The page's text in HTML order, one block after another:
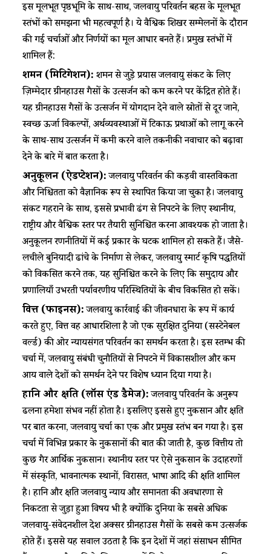
इस मूलभूत पृष्ठभूमि के साथ-साथ, जलवायु परिवर्तन बहस के मूलभूत
स्तंभों को समझना भी महत्वपूर्ण है। ये वैश्विक शिखर सम्मेलनों के दौरान
की गई चर्चाओं और निर्णयों का मूल आधार बनते हैं। प्रमुख स्तंभों में
शामिल हैं:
शमन (मिटिगेशन): शमन से जुड़े प्रयास जलवायु संकट के लिए
ज़िम्मेदार ग्रीनहाउस गैसों के उत्सर्जन को कम करने पर केंद्रित होते हैं।
यह ग्रीनहाउस गैसों के उत्सर्जन में योगदान देने वाले स्रोतों से दूर जाने,
स्वच्छ ऊर्जा विकल्पों, अर्थव्यवस्थाओं में टिकाऊ प्रथाओं को लागू करने
के साथ-साथ उत्सर्जन में कमी करने वाले तकनीकी नवाचार को बढ़ावा
देने के बारे में बात करता है।
अनुकूलन (ऐडप्टेशन):जलवायु परिवर्तन की कड़वी वास्तविकता
और निश्चितता को वैज्ञानिक रूप से स्थापित किया जा चुका है। जलवायु
संकट गहराने के साथ, इससे प्रभावी ढंग से निपटने के लिए स्थानीय,
राष्ट्रीय और वैश्विक स्तर पर तैयारी सुनिश्चित करना आवश्यक हो जाता है।
अनुकूलन रणनीतियों में कई प्रकार के घटक शामिल हो सकते हैं। जैसे-
लचीले बुनियादी ढांचे के निर्माण से लेकर, जलवायु स्मार्ट कृषि पद्धतियों
को विकसित करने तक, यह सुनिश्चित करने के लिए कि समुदाय और
प्रणालियाँ उभरती पर्यावरणीय परिस्थितियों के बीच विकसित हो सकें।
वित्त (फाइनेंस):जलवायु कार्रवाई की जीवनधारा के रूप में कार्य
करते हुए, वित्त वह आधारशिला है जो एक सुरक्षित दुनिया (सस्टेनेबल
वर्ल्ड) की ओर न्यायसंगत परिवर्तन का समर्थन करता है। इस स्तम्भ की
चर्चा में, जलवायु संबंधी चुनौतियों से निपटने में विकासशील और कम
आय वाले देशों को समर्थन देने पर विशेष ध्यान दिया गया है।
हानि और क्षति (लॉस एंड डैमेज):जलवायु परिवर्तन के अनुरूप
ढलना हमेशा संभव नहीं होता है। इसलिए इससे हुए नुकसान और क्षति
पर बात करना, जलवायु चर्चा का एक और प्रमुख स्तंभ बन गया है। इस
चर्चा में विभिन्न प्रकार के नुकसानों की बात की जाती है, कुछ वित्तीय तो
कुछ गैर आर्थिक नुकसान। स्थानीय स्तर पर ऐसे नुकसान के उदाहरणों
में संस्कृति, भावनात्मक स्थानों, विरासत, भाषा आदि की क्षति शामिल
है। हानि और क्षति जलवायु न्याय और समानता की अवधारणा से
निकटता से जुड़ा हुआ विषय भी है क्योंकि दुनिया के सबसे अधिक
जलवायु-संवेदनशील देश अक्सर ग्रीनहाउस गैसों के सबसे कम उत्सर्जक
होते हैं। इससे यह सवाल उठता है कि इन देशों में जहां संसाधन सीमित